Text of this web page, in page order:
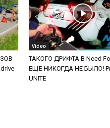
Video
ТАКОГО ДРИФТА В Need
ЕЩЕ НИКОГДА НЕ БЫЛО!
UNITE